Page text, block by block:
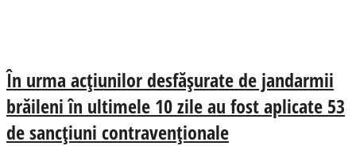
În urma acțiunilor desfășurate de jandarmii
brăileni în ultimele 10 zile au fost aplicate 53
de sancțiuni contravenționale